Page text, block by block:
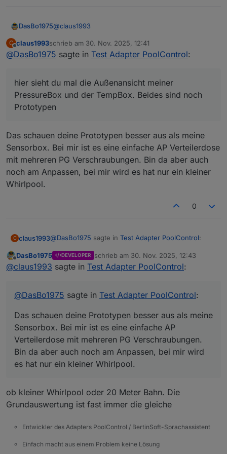
DasBo1975@claus1993
hier sieht du mal die Außenansicht meiner
PressureBox und der TempBox. Beides sind noch
C
Offline
claus1993schrieb am 30. Nov. 2025, 12:41
zuletzt editiert von
@DasBo1975 sagte in Test Adapter PoolControl:
hier sieht du mal die Außenansicht meiner
PressureBox und der TempBox. Beides sind noch
Prototypen
Das schauen deine Prototypen besser aus als meine
Sensorbox. Bei mir ist es eine einfache AP Verteilerdose
mit mehreren PG Verschraubungen. Bin da aber auch
noch am Anpassen, bei mir wird es hat nur ein kleiner
Whirlpool.
0
C claus1993@DasBo1975 sagte in Test Adapter PoolControl:
hier sieht du mal die Außenansicht meiner
Sensorbox. Bei mir ist es eine einfache AP
Verteilerdose mit mehreren PG Verschraubungen.
Bin da aber auch noch am Anpassen, bei mir wird es
hat nur ein kleiner Whirlpool.
Offline
DasBo1975 DEVELOPER schrieb am 30. Nov. 2025, 12:43
zuletzt editiert von
@claus1993 sagte in Test Adapter PoolControl:
@DasBo1975 sagte in Test Adapter PoolControl:
Das schauen deine Prototypen besser aus als meine
Sensorbox. Bei mir ist es eine einfache AP
Verteilerdose mit mehreren PG Verschraubungen.
Bin da aber auch noch am Anpassen, bei mir wird
es hat nur ein kleiner Whirlpool.
ob kleiner Whirlpool oder 20 Meter Bahn. Die
Grundauswertung ist fast immer die gleiche
Entwickler des Adapters PoolControl / BertinSoft-Sprachassistent
Einfach macht aus einem Problem keine Lösung